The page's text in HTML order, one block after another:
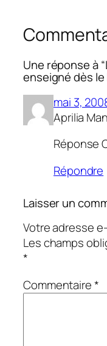
Une réponse à
enseigné dès le
mai 3,
Aprilia
Réponse
Répondre
Laisser un
Votre adresse
Les champs
*
Commentaire*